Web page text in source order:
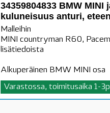
34359804833 BMW MINI
kuluneisuus anturi,
Malleihin
MINI countryman R60,
lisätiedoista
Alkuperäinen BMW MINI osa
Varastossa, toimitusaika 1-